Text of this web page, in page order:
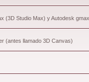
(3D Studio Max) y Autodesk gmax
(antes llamado 3D Canvas)